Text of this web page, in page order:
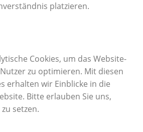
platzieren.
Cookies, um das Website-
zu optimieren. Mit diesen
erhalten wir Einblicke in die
Bitte erlauben Sie uns,
setzen.